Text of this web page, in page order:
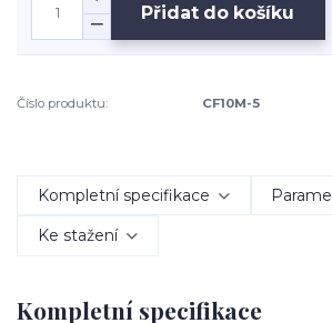
Přidat do košíku
Číslo produktu: CF10M-5
Kompletní specifikace
Ke stažení
Kompletní specifikace